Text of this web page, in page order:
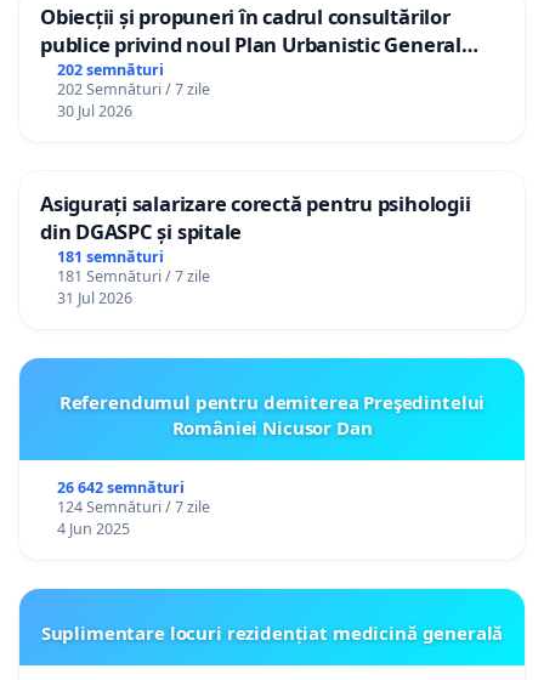
Obiecții și propuneri în cadrul consultărilor
publice privind noul Plan Urbanistic General
(PUG) Ialoveni
202 semnături
202 Semnături / 7 zile
30 Jul 2026
Asigurați salarizare corectă pentru psihologii
din DGASPC și spitale
181 semnături
181 Semnături / 7 zile
31 Jul 2026
Referendumul pentru demiterea Preşedintelui
României Nicusor Dan
26 642 semnături
124 Semnături / 7 zile
4 Jun 2025
Suplimentare locuri rezidențiat medicină generală